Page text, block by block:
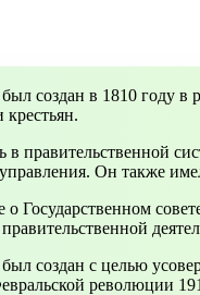
создан в 1810 году
крестьян.
правительственной
Он также
создан с целью
революции